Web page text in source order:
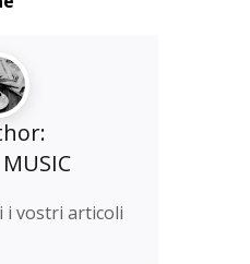
i vostri articoli